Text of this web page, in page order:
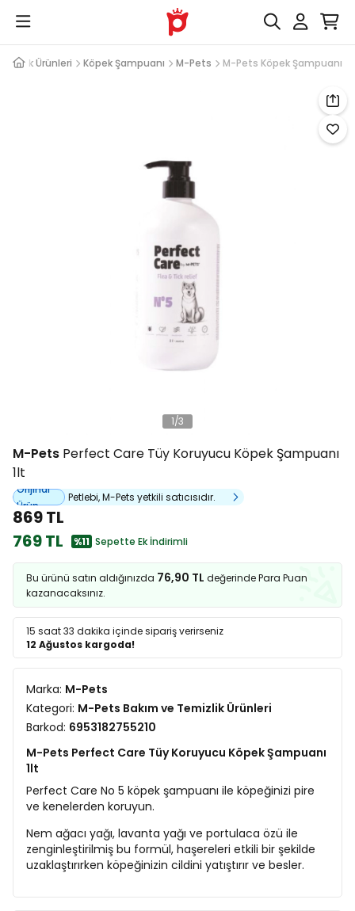
Ürünleri Köpek Şampuanı M-Pets M-Pets Köpek Şampuanı
1/3
M-Pets Perfect Care Tüy Koruyucu Köpek Şampuanı
1lt
Orijinal
Ürün
Petlebi, M-Pets yetkili satıcısıdır.
869 TL
769 TL
%11 Sepette Ek İndirimli
Bu ürünü satın aldığınızda 76,90 TL değerinde Para Puan
kazanacaksınız.
15 saat 33 dakika içinde sipariş verirseniz
12 Ağustos kargoda!
Marka: M-Pets
Kategori: M-Pets Bakım ve Temizlik Ürünleri
Barkod: 6953182755210
M-Pets Perfect Care Tüy Koruyucu Köpek Şampuanı
1lt
Perfect Care No 5 köpek şampuanı ile köpeğinizi pire
ve kenelerden koruyun.
Nem ağacı yağı, lavanta yağı ve portulaca özü ile
zenginleştirilmiş bu formül, haşereleri etkili bir şekilde
uzaklaştırırken köpeğinizin cildini yatıştırır ve besler.